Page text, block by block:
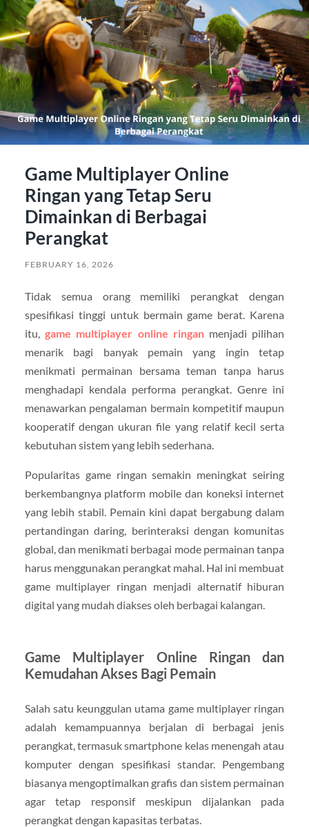
Game Multiplayer Online
Ringan yang Tetap Seru
Dimainkan di Berbagai
Perangkat
FEBRUARY 16, 2026
Tidak semua orang memiliki perangkat dengan
spesifikasi tinggi untuk bermain game berat. Karena
itu, game multiplayer online ringan menjadi pilihan
menarik bagi banyak pemain yang ingin tetap
menikmati permainan bersama teman tanpa harus
menghadapi kendala performa perangkat. Genre ini
menawarkan pengalaman bermain kompetitif maupun
kooperatif dengan ukuran file yang relatif kecil serta
kebutuhan sistem yang lebih sederhana.
Popularitas game ringan semakin meningkat seiring
berkembangnya platform mobile dan koneksi internet
yang lebih stabil. Pemain kini dapat bergabung dalam
pertandingan daring, berinteraksi dengan komunitas
global, dan menikmati berbagai mode permainan tanpa
harus menggunakan perangkat mahal. Hal ini membuat
game multiplayer ringan menjadi alternatif hiburan
digital yang mudah diakses oleh berbagai kalangan.
Game Multiplayer Online Ringan dan
Kemudahan Akses Bagi Pemain
Salah satu keunggulan utama game multiplayer ringan
adalah kemampuannya berjalan di berbagai jenis
perangkat, termasuk smartphone kelas menengah atau
komputer dengan spesifikasi standar. Pengembang
biasanya mengoptimalkan grafis dan sistem permainan
agar tetap responsif meskipun dijalankan pada
perangkat dengan kapasitas terbatas.